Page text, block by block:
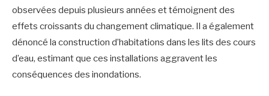
observées depuis plusieurs années et témoignent des
effets croissants du changement climatique. Il a également
dénoncé la construction d’habitations dans les lits des cours
d’eau, estimant que ces installations aggravent les
conséquences des inondations.